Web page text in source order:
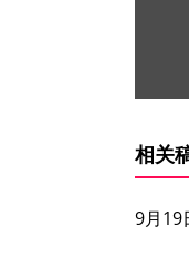
相关
9月19